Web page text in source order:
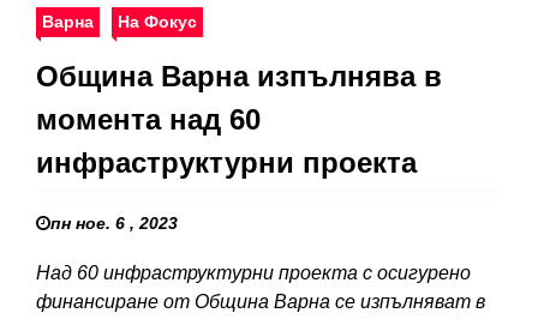
Варна На Фокус
Община Варна изпълнява в
момента над 60
инфраструктурни проекта
пн ное. 6 , 2023
Над 60 инфраструктурни проекта с осигурено
финансиране от Община Варна се изпълняват в